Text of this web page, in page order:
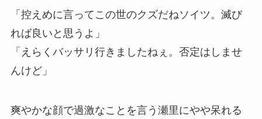
「控えめに言ってこの世のクズだねソイツ。滅び
れば良いと思うよ」
「えらくバッサリ行きましたねぇ。否定はしませ
んけど」
爽やかな顔で過激なことを言う瀬里にやや呆れる